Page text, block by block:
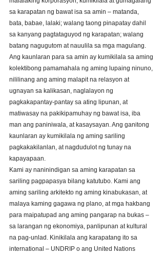
sa karapatan ng bawat isa sa amin – matanda,
bata, babae, lalaki; walang taong pinapatay dahil
sa kanyang pagtataguyod ng karapatan; walang
batang nagugutom at nauulila sa mga magulang.
Ang kaunlaran para sa amin ay kumikilala sa aming
kolektibong pamamahala ng aming lupaing ninuno,
nililinang ang aming malapit na relasyon at
ugnayan sa kalikasan, naglalayon ng
pagkakapantay-pantay sa ating lipunan, at
matiwasay na pakikipamuhay ng bawat isa, iba
man ang paniniwala, at kasaysayan. Ang ganitong
kaunlaran ay kumikilala ng aming sariling
pagkakakilanlan, at nagdudulot ng tunay na
kapayapaan.
Kami ay naninindigan sa aming karapatan sa
sariling pagpapasya bilang katutubo. Kami ang
aming sariling arkitekto ng aming kinabukasan, at
malaya kaming gagawa ng plano, at mga hakbang
para maipatupad ang aming pangarap na bukas –
sa larangan ng ekonomiya, panlipunan at kultural
na pag-unlad. Kinikilala ang karapatang ito sa
international – UNDRIP o ang United Nations